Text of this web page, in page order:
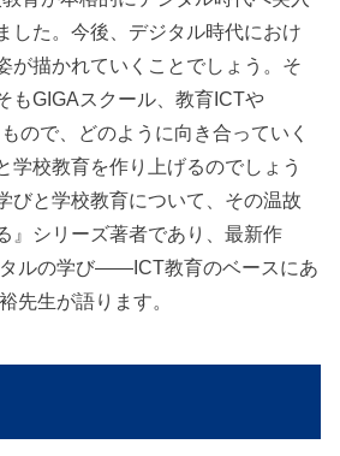
した。今後、デジタル時代におけ
が描かれていくことでしょう。そ
もGIGAスクール、教育ICTや
ので、どのように向き合っていく
学校教育を作り上げるのでしょう
びと学校教育について、その温故
』シリーズ著者であり、最新作
タルの学び――ICT教育のベースにあ
先生が語ります。